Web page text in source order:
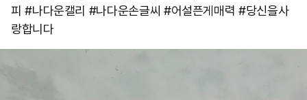
피 #나다운캘리 #나다운손글씨 #어설픈게매력 #당신을사
랑합니다